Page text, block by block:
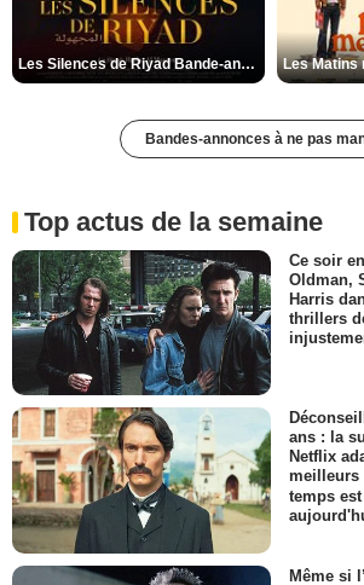
Les Silences de Riyad Bande-annonce VO STFR
Bandes-annonces à ne pas
Top actus de la semaine
Ce soir
Oldman,
Harris
thrillers
ans : la
Netflix
meilleurs
temps
Même si